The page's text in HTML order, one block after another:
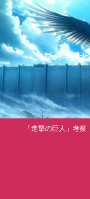
進撃の巨人
「進撃の巨人」考察